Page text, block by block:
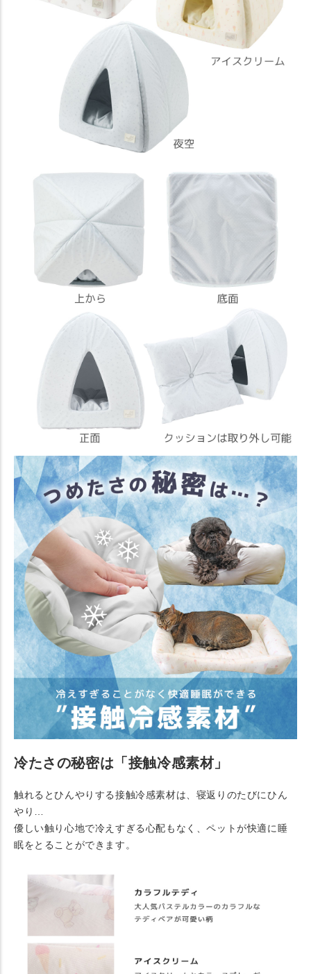
冷たさの秘密は「接触冷感素材」
触れるとひんやりする接触冷感素材は、寝返りのたびにひん
やり…
優しい触り心地で冷えすぎる心配もなく、ペットが快適に睡
眠をとることができます。